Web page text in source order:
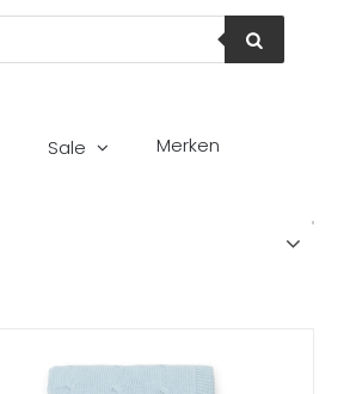
Sale Merken